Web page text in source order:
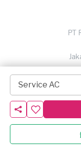
Service AC
PT